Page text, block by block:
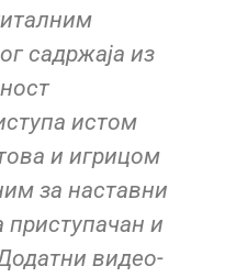
садржаја из
истом
и игрицом
за наставни
приступачан и
видео-